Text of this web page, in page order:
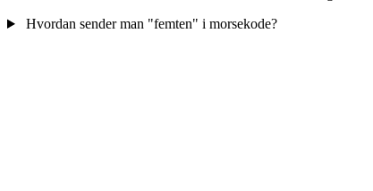
Hvordan sender man "femten" i morsekode?